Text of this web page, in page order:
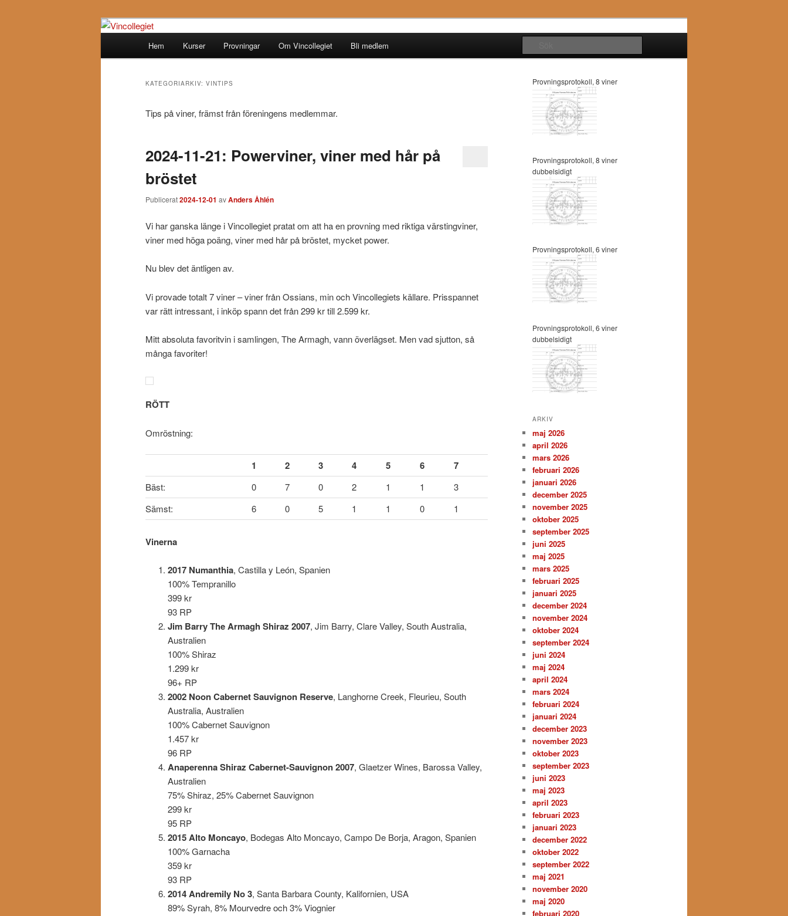
Vincollegiet
Hem Kurser Provningar Om Vincollegiet Bli medlem
KATEGORIARKIV: VINTIPS
Tips på viner, främst från föreningens medlemmar.
2024-11-21: Powerviner, viner med hår på
bröstet
Publicerat2024-12-01 avAnders Åhlén
Vi har ganska länge i Vincollegiet pratat om att ha en provning med riktiga värstingviner,
viner med höga poäng, viner med hår på bröstet, mycket power.
Nu blev det äntligen av.
Vi provade totalt 7 viner – viner från Ossians, min och Vincollegiets källare. Prisspannet
var rätt intressant, i inköp spann det från 299 kr till 2.599 kr.
Mitt absoluta favoritvin i samlingen, The Armagh, vann överlägset. Men vad sjutton, så
många favoriter!
RÖTT
Omröstning:
1 2 3 4 5 6 7
Bäst: 0 7 0 2 1 1
3
Sämst:
6 0 5 1 1 0 1
Vinerna
2017 Numanthia, Castilla y León, Spanien
100% Tempranillo
399 kr
93 RP
Jim Barry The Armagh Shiraz 2007, Jim Barry, Clare Valley, South Australia,
Australien
100% Shiraz
1.299 kr
96+ RP
2002 Noon Cabernet Sauvignon Reserve, Langhorne Creek, Fleurieu, South
Australia, Australien
100% Cabernet Sauvignon
1.457 kr
96 RP
Anaperenna Shiraz Cabernet-Sauvignon 2007, Glaetzer Wines, Barossa Valley,
Australien
75% Shiraz, 25% Cabernet Sauvignon
299 kr
95 RP
2015 Alto Moncayo, Bodegas Alto Moncayo, Campo De Borja, Aragon, Spanien
100% Garnacha
359 kr
93 RP
2014 Andremily No 3, Santa Barbara County, Kalifornien, USA
89% Syrah, 8% Mourvedre och 3% Viognier
Provningsprotokoll, 8 viner
Provningsprotokoll, 8 viner
dubbelsidigt
Provningsprotokoll, 6 viner
Provningsprotokoll, 6 viner
dubbelsidigt
ARKIV
maj 2026
april 2026
mars 2026
februari 2026
januari 2026
december 2025
november 2025
oktober 2025
september 2025
juni 2025
maj 2025
mars 2025
februari 2025
januari 2025
december 2024
november 2024
oktober 2024
september 2024
juni 2024
maj 2024
april 2024
mars 2024
februari 2024
januari 2024
december 2023
november 2023
oktober 2023
september 2023
juni 2023
maj 2023
april 2023
februari 2023
januari 2023
december 2022
oktober 2022
september 2022
maj 2021
november 2020
maj 2020
februari 2020